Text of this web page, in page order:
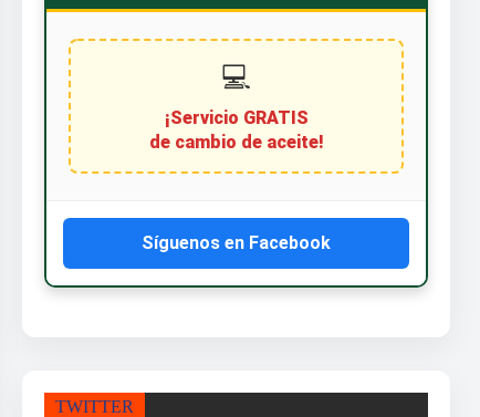
💻
¡Servicio GRATIS
de cambio de aceite!
Síguenos en Facebook
TWITTER